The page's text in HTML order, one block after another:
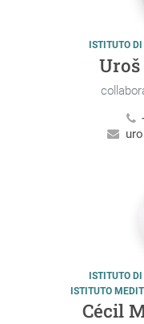
ISTITUTO
ISTITUTO
ISTITUTO
Cécil